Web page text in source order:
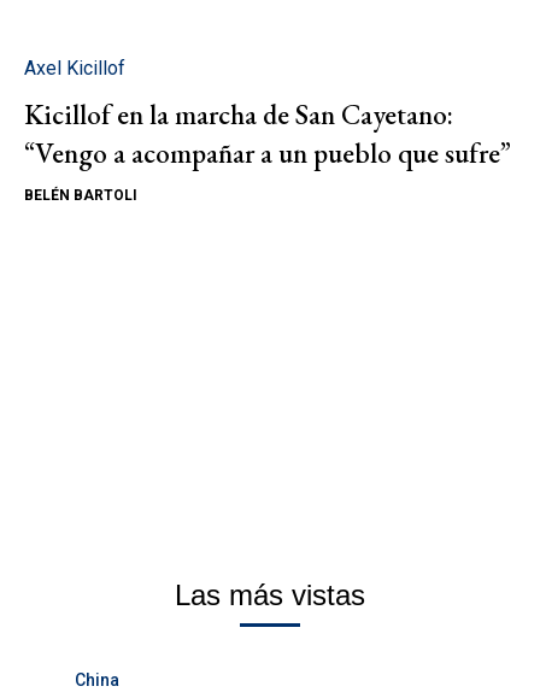
Axel Kicillof
Kicillof en la marcha de San Cayetano:
“Vengo a acompañar a un pueblo que sufre”
BELÉN BARTOLI
Las más vistas
China